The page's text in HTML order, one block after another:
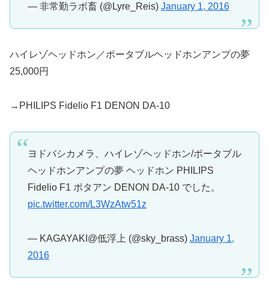
— 非常勤ラボ畜 (@Lyre_Reis) January 1, 2016
ハイレゾヘッドホン／ポータブルヘッドホンアンプの夢
25,000円
→PHILIPS Fidelio F1 DENON DA-10
ヨドバシカメラ、ハイレゾヘッドホン/ポータブル
ヘッドホンアンプの夢 ヘッドホン PHILIPS
Fidelio F1 ポタアン DENON DA-10 でした。
pic.twitter.com/L3WzAtw51z
— KAGAYAKI@低浮上 (@sky_brass) January 1,
2016